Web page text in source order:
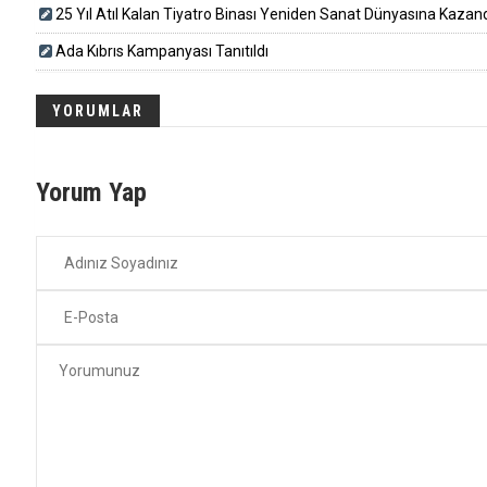
25 Yıl Atıl Kalan Tiyatro Binası Yeniden Sanat Dünyasına
Ada Kıbrıs Kampanyası Tanıtıldı
YORUMLAR
Yorum Yap